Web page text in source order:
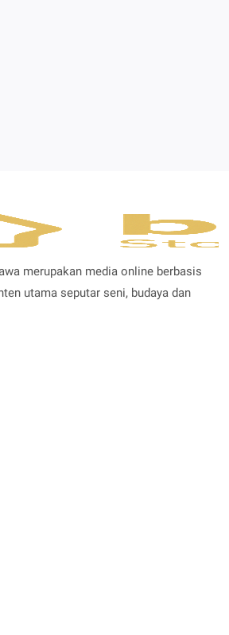
merupakan media online berbasis
utama seputar seni, budaya dan